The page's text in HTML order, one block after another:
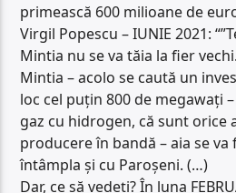
primească 600 milioane de
Virgil Popescu – IUNIE 2021:
Mintia nu se va tăia la fier
Mintia – acolo se caută un
loc cel puţin 800 de megawaţi
gaz cu hidrogen, că sunt orice
producere în bandă – aia se va
întâmpla şi cu Paroşeni. (…)
Dar, ce să vedeți? În luna